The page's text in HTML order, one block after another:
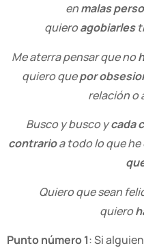
enmalas
quieroagobiarles
Me aterra pensar que no
quiero quepor
relación o
Busco y busco ycada
contrarioa todo lo que he
Quiero que sean
quiero
Punto número 1: Si